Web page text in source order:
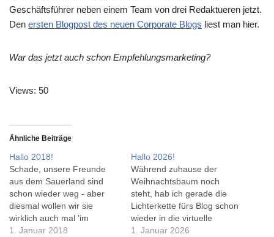
Geschäftsführer neben einem Team von drei Redaktueren jetzt.
Den ersten Blogpost des neuen Corporate Blogs liest man hier.
War das jetzt auch schon Empfehlungsmarketing?
Views: 50
Ähnliche Beiträge
Hallo 2018!
Schade, unsere Freunde
aus dem Sauerland sind
schon wieder weg - aber
diesmal wollen wir sie
wirklich auch mal 'im
normalen Jahr' besuchen,
1. Januar 2018
Hallo 2026!
Während zuhause der
Weihnachtsbaum noch
steht, hab ich gerade die
Lichterkette fürs Blog schon
wieder in die virtuelle
Plugin-Kiste gepackt. Und
1. Januar 2026